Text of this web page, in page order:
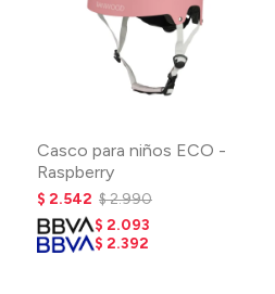
Casco para niños ECO -
Raspberry
$ 2.542 $2.990
$ 2.093
$ 2.392